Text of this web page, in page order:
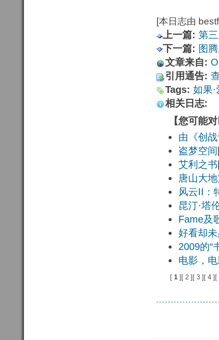
[本日志由
上一篇: 第
下一篇: 图
文章来自:
引用通告:
Tags: 如果·
相关日志:
【您可能
由《创
盗梦空间
艾利之书
唐山大
风云II：
昆汀·塔
Fame及
好看却
2009的“
电影，
[ 1 ][ 2 ][ 3 ][ 4 ][